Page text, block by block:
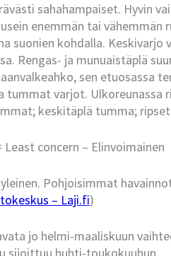
sahahampaiset. Hyvin
enemmän tai vähemmän
kohdalla. Keskivarjo
Rengas- ja munuaistäplä
sen etuosassa
tummat varjot. Ulkoreunassa
keskitäplä tumma;
Least concern – Elinvoimainen
Pohjoisimmat
– Laji.fi)
jo helmi-maaliskuun